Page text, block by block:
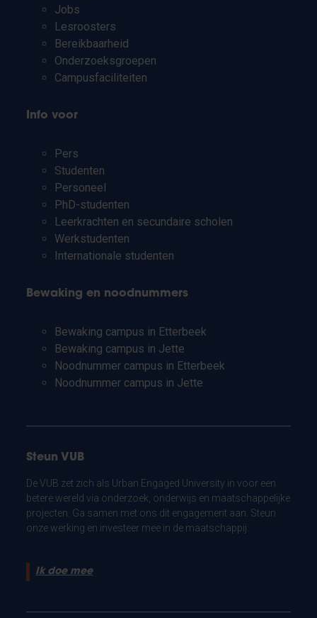
Jobs
Lesroosters
Bereikbaarheid
Onderzoeksgroepen
Campusfaciliteiten
Info voor
Pers
Studenten
Personeel
PhD-studenten
Leerkrachten en secundaire scholen
Werkstudenten
Internationale studenten
Bewaking en noodnummers
Bewaking campus in Etterbeek
Bewaking campus in Jette
Noodnummer campus in Etterbeek
Noodnummer campus in Jette
Steun VUB
De VUB zet zich als Urban Engaged University in voor een
betere wereld via onderzoek, onderwijs en maatschappelijke
projecten. Ga samen met ons dit engagement aan. Steun
onze werking en investeer mee in de maatschappij.
Ik doe mee